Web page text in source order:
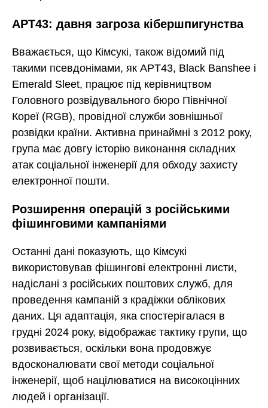
APT43: давня загроза кібершпигунства
Вважається, що Кімсукі, також відомий під
такими псевдонімами, як APT43, Black Banshee і
Emerald Sleet, працює під керівництвом
Головного розвідувального бюро Північної
Кореї (RGB), провідної служби зовнішньої
розвідки країни. Активна принаймні з 2012 року,
група має довгу історію виконання складних
атак соціальної інженерії для обходу захисту
електронної пошти.
Розширення операцій з російськими
фішинговими кампаніями
Останні дані показують, що Кімсукі
використовував фішингові електронні листи,
надіслані з російських поштових служб, для
проведення кампаній з крадіжки облікових
даних. Ця адаптація, яка спостерігалася в
грудні 2024 року, відображає тактику групи, що
розвивається, оскільки вона продовжує
вдосконалювати свої методи соціальної
інженерії, щоб націлюватися на високоцінних
людей і організації.